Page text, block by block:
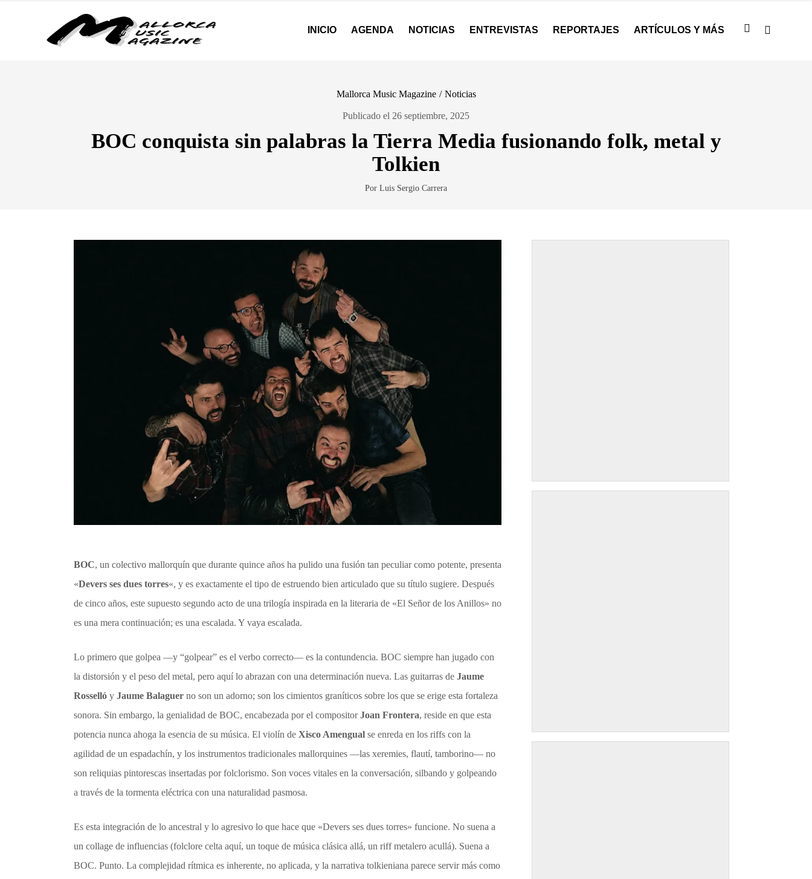
INICIO AGENDA NOTICIAS ENTREVISTAS REPORTAJES ARTÍCULOS Y MÁS
Mallorca Music Magazine / Noticias
Publicado el 26 septiembre, 2025
BOC conquista sin palabras la Tierra Media fusionando folk, metal y
Tolkien
Por Luis Sergio Carrera
BOC, un colectivo mallorquín que durante quince años ha pulido una fusión tan peculiar como potente, presenta
«Devers ses dues torres«, y es exactamente el tipo de estruendo bien articulado que su título sugiere. Después
de cinco años, este supuesto segundo acto de una trilogía inspirada en la literaria de «El Señor de los Anillos» no
es una mera continuación; es una escalada. Y vaya escalada.
Lo primero que golpea —y “golpear” es el verbo correcto— es la contundencia. BOC siempre han jugado con
la distorsión y el peso del metal, pero aquí lo abrazan con una determinación nueva. Las guitarras de Jaume
Rosselló y Jaume Balaguer no son un adorno; son los cimientos graníticos sobre los que se erige esta fortaleza
sonora. Sin embargo, la genialidad de BOC, encabezada por el compositorJoan Frontera, reside en que esta
potencia nunca ahoga la esencia de su música. El violín de Xisco Amengual se enreda en los riffs con la
agilidad de un espadachín, y los instrumentos tradicionales mallorquines —las xeremies, flautí, tamborino— no
son reliquias pintorescas insertadas por folclorismo. Son voces vitales en la conversación, silbando y golpeando
a través de la tormenta eléctrica con una naturalidad pasmosa.
Es esta integración de lo ancestral y lo agresivo lo que hace que «Devers ses dues torres» funcione. No suena a
un collage de influencias (folclore celta aquí, un toque de música clásica allá, un riff metalero acullá). Suena a
BOC. Punto. La complejidad rítmica es inherente, no aplicada, y la narrativa tolkieniana parece servir más como